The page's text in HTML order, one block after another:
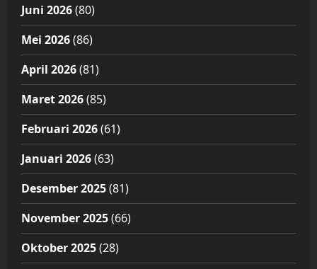
Juni 2026(80)
Mei 2026(86)
April 2026(81)
Maret 2026(85)
Februari 2026(61)
Januari 2026(63)
Desember 2025(81)
November 2025(66)
Oktober 2025(28)